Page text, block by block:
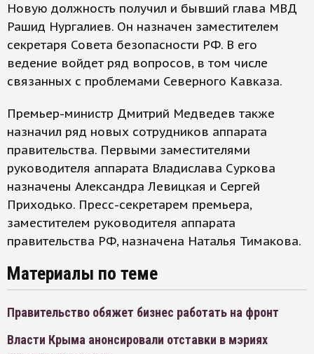
Новую должность получил и бывший глава МВД
Рашид Нургалиев. Он назначен заместителем
секретаря Совета безопасности РФ. В его
ведение войдет ряд вопросов, в том числе
связанных с проблемами Северного Кавказа.
Премьер-министр Дмитрий Медведев также
назначил ряд новых сотрудников аппарата
правительства. Первыми заместителями
руководителя аппарата Владислава Суркова
назначены Александра Левицкая и Сергей
Приходько. Пресс-секретарем премьера,
заместителем руководителя аппарата
правительства РФ, назначена Наталья Тимакова.
Материалы по теме
Правительство обяжет бизнес работать на фронт
Власти Крыма анонсировали отставки в мэриях